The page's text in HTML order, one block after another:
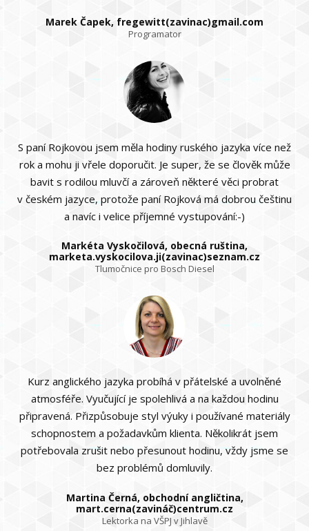
Marek Čapek, fregewitt(zavinac)gmail.com
Programator
S paní Rojkovou jsem měla hodiny ruského jazyka více než
rok a mohu ji vřele doporučit. Je super, že se člověk může
bavit s rodilou mluvčí a zároveň některé věci probrat
v českém jazyce, protože paní Rojková má dobrou češtinu
a navíc i velice příjemné vystupování:-)
Markéta Vyskočilová, obecná ruština,
marketa.vyskocilova.ji(zavinac)seznam.cz
Tlumočnice pro Bosch Diesel
Kurz anglického jazyka probíhá v přátelské a uvolněné
atmosféře. Vyučující je spolehlivá a na každou hodinu
připravená. Přizpůsobuje styl výuky i používané materiály
schopnostem a požadavkům klienta. Několikrát jsem
potřebovala zrušit nebo přesunout hodinu, vždy jsme se
bez problémů domluvily.
Martina Černá, obchodní angličtina,
mart.cerna(zavináč)centrum.cz
Lektorka na VŠPJ v Jihlavě